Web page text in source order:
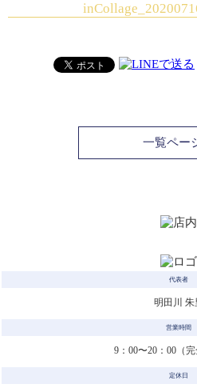
一覧ペー
代表者
明田川 朱
営業時間
9：00〜20：00（完
定休日